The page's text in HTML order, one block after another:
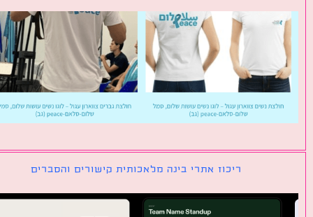
ריכוז אתרי בינה מלאכותית קישורים והסברים